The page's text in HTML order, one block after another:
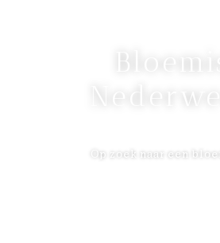
Op zoek naar een